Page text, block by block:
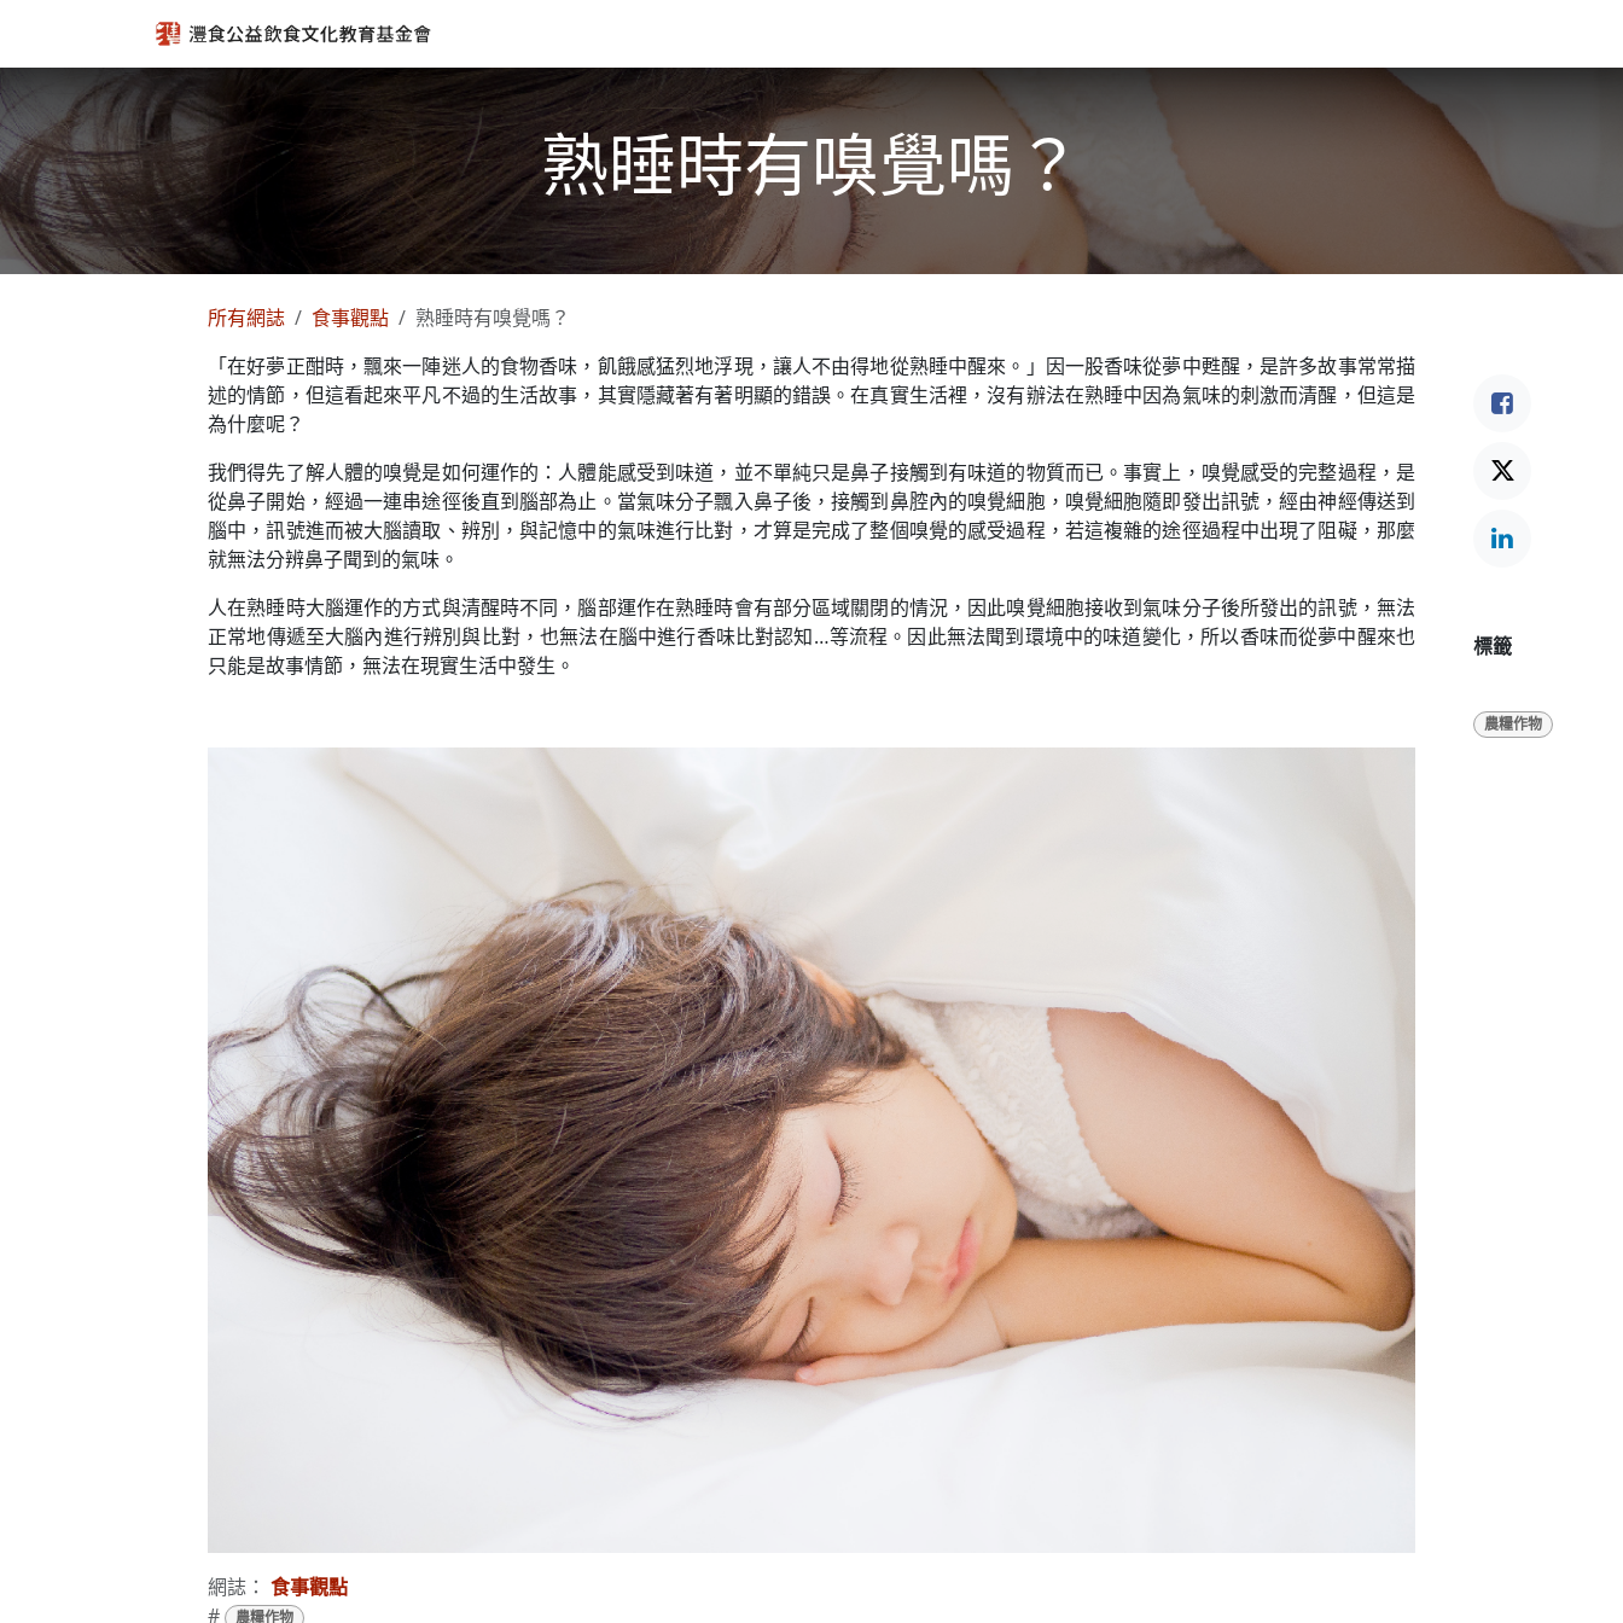
熟睡時有嗅覺嗎？
所有網誌 食事觀點
熟睡時有嗅覺嗎？
「在好夢正酣時，飄來一陣迷人的食物香味，飢餓感猛烈地浮現，讓人不由得地從熟睡中醒來。」因一股香味從夢中甦醒，是許多故事常常描
述的情節，但這看起來平凡不過的生活故事，其實隱藏著有著明顯的錯誤。在真實生活裡，沒有辦法在熟睡中因為氣味的刺激而清醒，但這是
為什麼呢？
我們得先了解人體的嗅覺是如何運作的：人體能感受到味道，並不單純只是鼻子接觸到有味道的物質而已。事實上，嗅覺感受的完整過程，是
從鼻子開始，經過一連串途徑後直到腦部為止。當氣味分子飄入鼻子後，接觸到鼻腔內的嗅覺細胞，嗅覺細胞隨即發出訊號，經由神經傳送到
腦中，訊號進而被大腦讀取、辨別，與記憶中的氣味進行比對，才算是完成了整個嗅覺的感受過程，若這複雜的途徑過程中出現了阻礙，那麼
就無法分辨鼻子聞到的氣味。
人在熟睡時大腦運作的方式與清醒時不同，腦部運作在熟睡時會有部分區域關閉的情況，因此嗅覺細胞接收到氣味分子後所發出的訊號，無法
正常地傳遞至大腦內進行辨別與比對，也無法在腦中進行香味比對認知…等流程。因此無法聞到環境中的味道變化，所以香味而從夢中醒來也
只能是故事情節，無法在現實生活中發生。
網誌： 食事觀點
#
農糧作物
標籤
農糧作物